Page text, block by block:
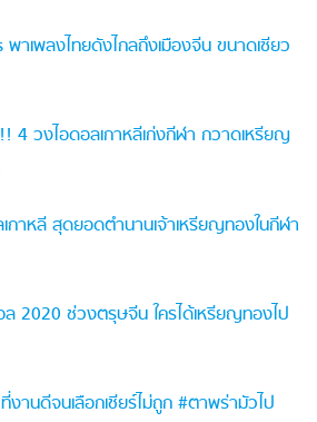
าเพลงไทยดังไกลถึงเมืองจีน ขนาดเซียว
4 วงไอดอลเกาหลีเก่งกีฬา กวาดเหรียญ
กาหลี สุดยอดตำนานเจ้าเหรียญทองในกีฬา
2020 ช่วงตรุษจีน ใครได้เหรียญทองไป
งานดีจนเลือกเชียร์ไม่ถูก #ตาพร่ามัวไป